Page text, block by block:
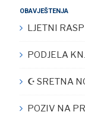
OBAVJEŠTENJA
LJETNI
PODJELA
☪︎ SRETNA
POZIV NA